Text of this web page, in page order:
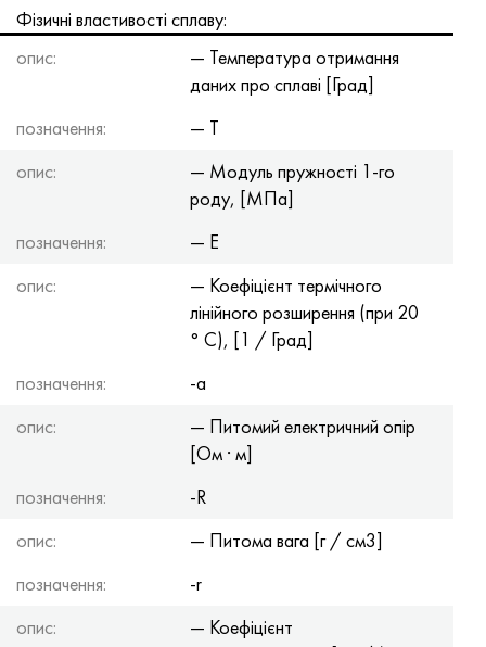
Фізичні властивості сплаву:
опис:
— Температура отримання
даних про сплаві [Град]
позначення:
— T
опис:
— Модуль пружності 1-го
роду, [МПа]
позначення:
— E
опис:
— Коефіцієнт термічного
лінійного розширення (при 20
° С), [1 / Град]
позначення:
-a
опис:
— Питомий електричний опір
[Ом · м]
позначення:
-R
опис:
— Питома вага [г / см3]
позначення:
-r
опис:
— Коефіцієнт